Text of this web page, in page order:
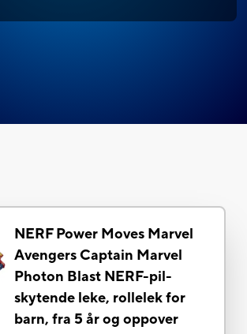
NERF Power Moves Marvel
Avengers Captain Marvel
Photon Blast NERF-pil-
skytende leke, rollelek for
barn, fra 5 år og oppover